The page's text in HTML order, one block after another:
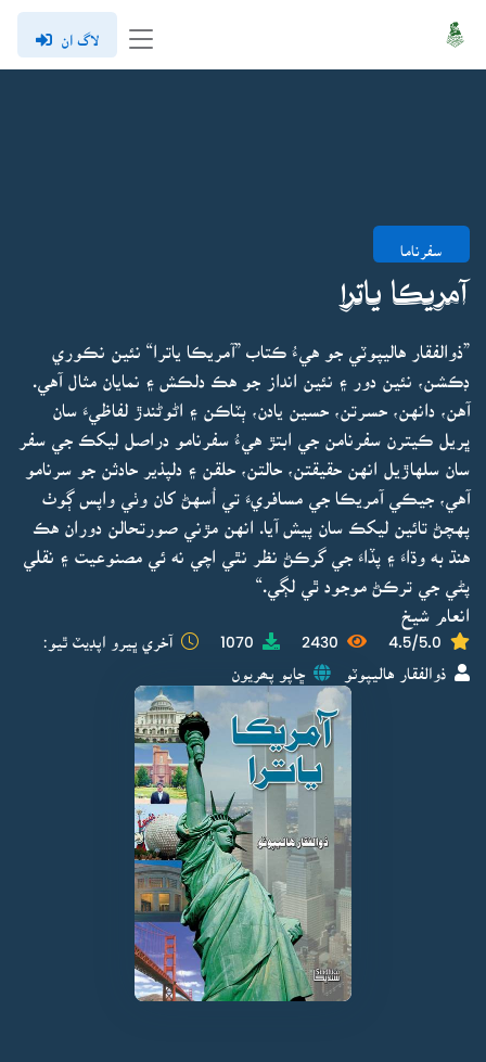
لاگ ان
سفرناما
آمريڪا ياترا
”ذوالفقار هاليپوٽي جو هيءُ ڪتاب ”آمريڪا ياترا“ نئين نڪوري
ڊڪشن، نئين دور ۽ نئين انداز جو هڪ دلڪش ۽ نمايان مثال آهي.
آهن، دانهن، حسرتن، حسين يادن، ٻٽاڪن ۽ اڻوڻندڙ لفاظيءَ سان
ڀريل ڪيترن سفرنامن جي ابتڙ هيءُ سفرنامو دراصل ليکڪ جي سفر
سان سلهاڙيل انهن حقيقتن، حالتن، حلقن ۽ دلپذير حادثن جو سرنامو
آهي، جيڪي آمريڪا جي مسافريءَ تي اُسهڻ کان وٺي واپس ڳوٺ
پهچڻ تائين ليکڪ سان پيش آيا. انهن مڙني صورتحالن دوران هڪ
هنڌ به وڌاءَ ۽ پڏاءَ جي گرڪڻ نظر نٿي اچي نه ئي مصنوعيت ۽ نقلي
پڻي جي ترڪڻ موجود ٿي لڳي.“
انعام شيخ
4.5/5.0
2430
1070 آخري ڀيرو اپڊيٽ ٿيو:
ذوالفقار هاليپوٽو ڇاپو پھريون